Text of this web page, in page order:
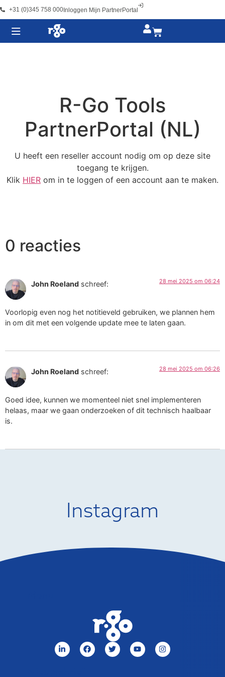
+31 (0)345 758 000Inloggen Mijn PartnerPortal
R-Go Tools
PartnerPortal (NL)
U heeft een reseller account nodig om op deze site
toegang te krijgen.
Klik HIER om in te loggen of een account aan te maken.
0 reacties
John Roeland schreef: 28 mei 2025 om 06:24
Voorlopig even nog het notitieveld gebruiken, we plannen hem
in om dit met een volgende update mee te laten gaan.
John Roeland schreef: 28 mei 2025 om 06:26
Goed idee, kunnen we momenteel niet snel implementeren
helaas, maar we gaan onderzoeken of dit technisch haalbaar
is.
Instagram